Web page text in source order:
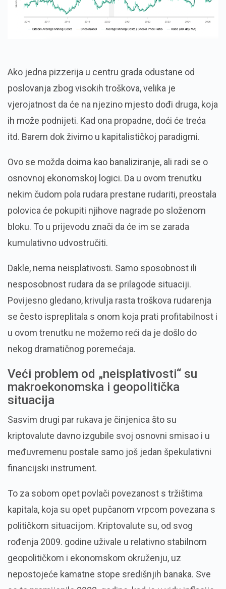
Ako jedna pizzerija u centru grada odustane od
poslovanja zbog visokih troškova, velika je
vjerojatnost da će na njezino mjesto dođi druga, koja
ih može podnijeti. Kad ona propadne, doći će treća
itd. Barem dok živimo u kapitalističkoj paradigmi.
Ovo se možda doima kao banaliziranje, ali radi se o
osnovnoj ekonomskoj logici. Da u ovom trenutku
nekim čudom pola rudara prestane rudariti, preostala
polovica će pokupiti njihove nagrade po složenom
bloku. To u prijevodu znači da će im se zarada
kumulativno udvostručiti.
Dakle, nema neisplativosti. Samo sposobnost ili
nesposobnost rudara da se prilagode situaciji.
Povijesno gledano, krivulja rasta troškova rudarenja
se često ispreplitala s onom koja prati profitabilnost i
u ovom trenutku ne možemo reći da je došlo do
nekog dramatičnog poremećaja.
Veći problem od „neisplativosti“ su
makroekonomska i geopolitička
situacija
Sasvim drugi par rukava je činjenica što su
kriptovalute davno izgubile svoj osnovni smisao i u
međuvremenu postale samo još jedan špekulativni
financijski instrument.
To za sobom opet povlači povezanost s tržištima
kapitala, koja su opet pupčanom vrpcom povezana s
političkom situacijom. Kriptovalute su, od svog
rođenja 2009. godine uživale u relativno stabilnom
geopolitičkom i ekonomskom okruženju, uz
nepostojeće kamatne stope središnjih banaka. Sve